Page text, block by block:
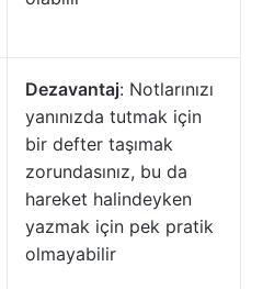
Dezavantaj: Notlarınızı
yanınızda tutmak için
bir defter taşımak
zorundasınız, bu da
hareket halindeyken
yazmak için pek pratik
olmayabilir